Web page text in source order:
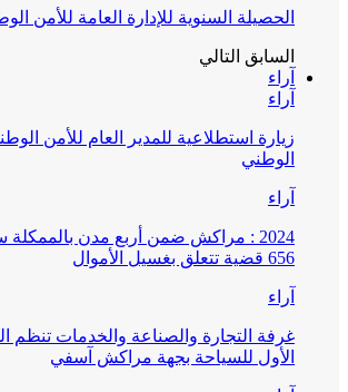
الحصيلة السنوية للإدارة العامة للأمن الوطني
السابق التالي
آراء
آراء
زيارة استطلاعية للمدير العام للأمن
الوطني
آراء
2024 : مراكش ضمن أربع مدن
656 قضية تتعلق بغسيل الأموال
آراء
غرفة التجارة والصناعة والخدمات تنظم
الأول للسياحة بجهة مراكش آسفي